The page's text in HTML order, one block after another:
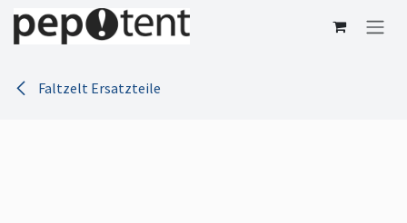
Zum Inhalt springen
Faltzelt Ersatzteile